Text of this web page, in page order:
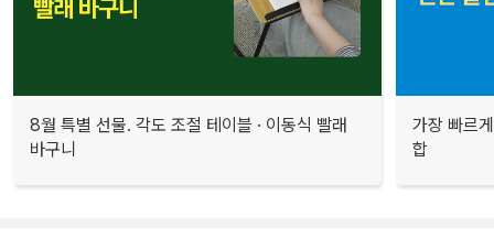
8월 특별 선물. 각도 조절 테이블 · 이동식 빨래
바구니
가장 빠르
합